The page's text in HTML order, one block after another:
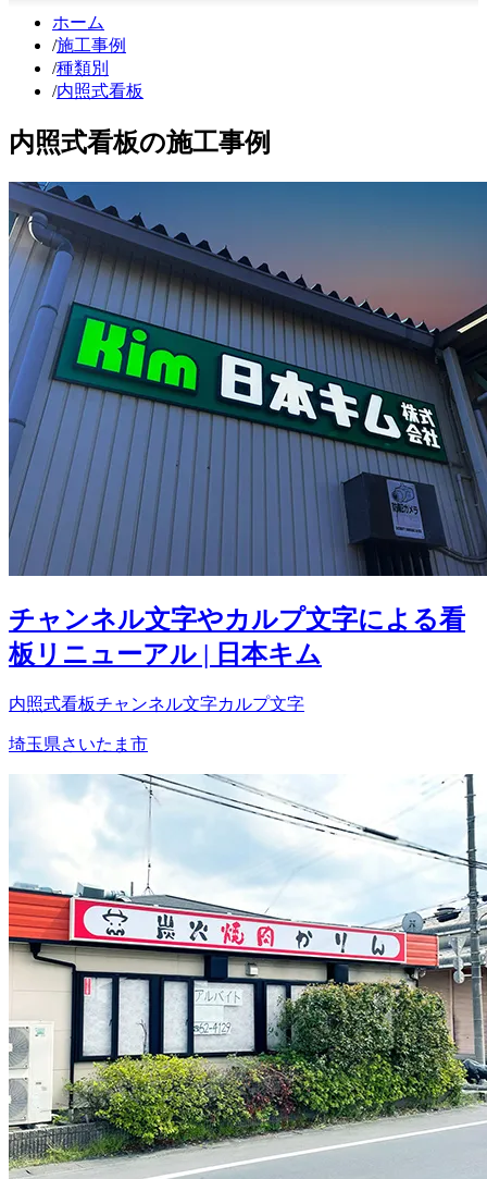
ホーム
/施工事例
/種類別
/内照式看板
内照式看板の施工事例
チャンネル文字やカルプ文字による看
板リニューアル | 日本キム
内照式看板チャンネル文字カルプ文字
埼玉県さいたま市